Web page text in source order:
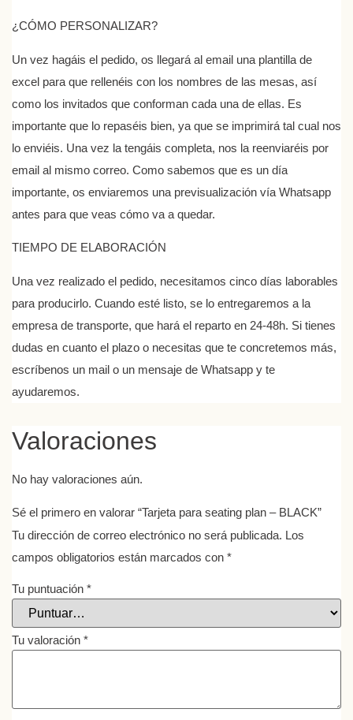
¿CÓMO PERSONALIZAR?
Un vez hagáis el pedido, os llegará al email una plantilla de
excel para que rellenéis con los nombres de las mesas, así
como los invitados que conforman cada una de ellas. Es
importante que lo repaséis bien, ya que se imprimirá tal cual nos
lo enviéis. Una vez la tengáis completa, nos la reenviaréis por
email al mismo correo. Como sabemos que es un día
importante, os enviaremos una previsualización vía Whatsapp
antes para que veas cómo va a quedar.
TIEMPO DE ELABORACIÓN
Una vez realizado el pedido, necesitamos cinco días laborables
para producirlo. Cuando esté listo, se lo entregaremos a la
empresa de transporte, que hará el reparto en 24-48h. Si tienes
dudas en cuanto el plazo o necesitas que te concretemos más,
escríbenos un mail o un mensaje de Whatsapp y te
ayudaremos.
Valoraciones
No hay valoraciones aún.
Sé el primero en valorar “Tarjeta para seating plan – BLACK”
Tu dirección de correo electrónico no será publicada. Los
campos obligatorios están marcados con *
Tu puntuación *
Tu valoración *